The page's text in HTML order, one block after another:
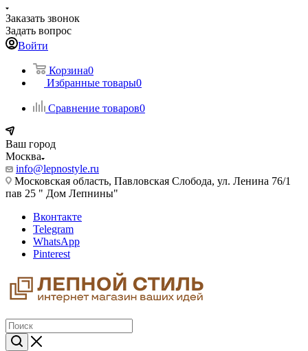
Заказать звонок
Задать вопрос
Войти
Корзина0
Избранные товары0
Сравнение товаров0
Ваш город
Москва
info@lepnostyle.ru
Московская область, Павловская Слобода, ул. Ленина 76/1
пав 25 " Дом Лепнины"
Вконтакте
Telegram
WhatsApp
Pinterest